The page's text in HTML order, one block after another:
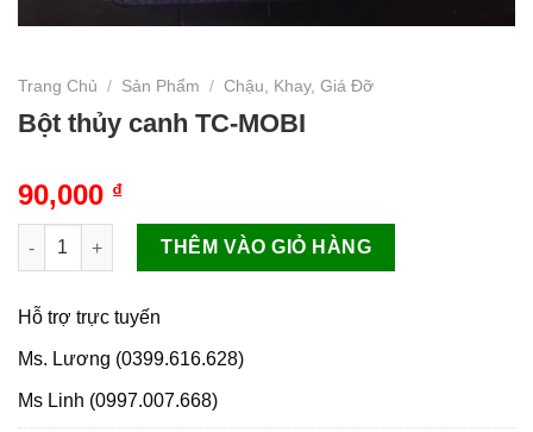
Trang Chủ / Sản Phẩm / Chậu, Khay, Giá Đỡ
Bột thủy canh TC-MOBI
90,000 ₫
Bột thủy canh TC-MOBI số lượng
THÊM VÀO GIỎ HÀNG
Hỗ trợ trực tuyến
Ms. Lương (0399.616.628)
Ms Linh (0997.007.668)